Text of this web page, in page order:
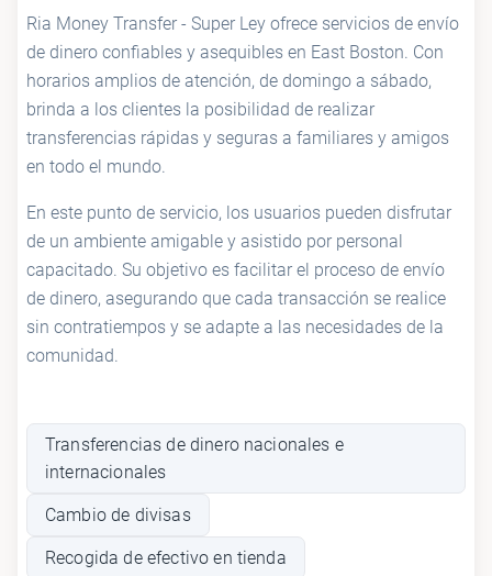
Ria Money Transfer - Super Ley ofrece servicios de envío
de dinero confiables y asequibles en East Boston. Con
horarios amplios de atención, de domingo a sábado,
brinda a los clientes la posibilidad de realizar
transferencias rápidas y seguras a familiares y amigos
en todo el mundo.
En este punto de servicio, los usuarios pueden disfrutar
de un ambiente amigable y asistido por personal
capacitado. Su objetivo es facilitar el proceso de envío
de dinero, asegurando que cada transacción se realice
sin contratiempos y se adapte a las necesidades de la
comunidad.
Transferencias de dinero nacionales e
internacionales
Cambio de divisas
Recogida de efectivo en tienda